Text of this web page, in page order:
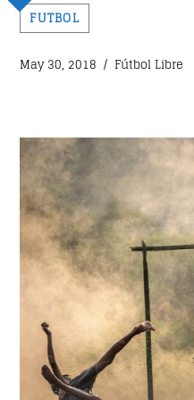
LINEA DE FONDO
A journey into the
form of music.
UPCOMING SHOWS
FUTBOL
May 30, 2018 / Fútbol Libre